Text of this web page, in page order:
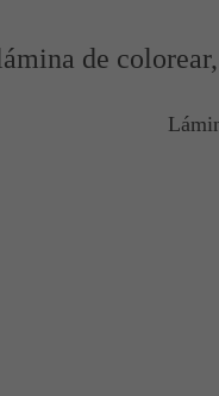
de